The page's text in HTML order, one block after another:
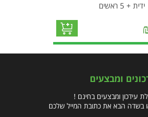
ידית + 5 ראשים
ומבצעים
עידכון ומבצעים בחינם !
בשדה הבא את כתובת המייל שלכם